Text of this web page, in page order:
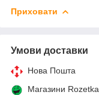
Приховати
Умови доставки
Нова Пошта
Магазини Rozetka